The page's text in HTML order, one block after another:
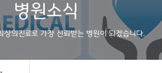
병원소식
상의진료로 가장 신뢰받는 병원이 되겠습니다.